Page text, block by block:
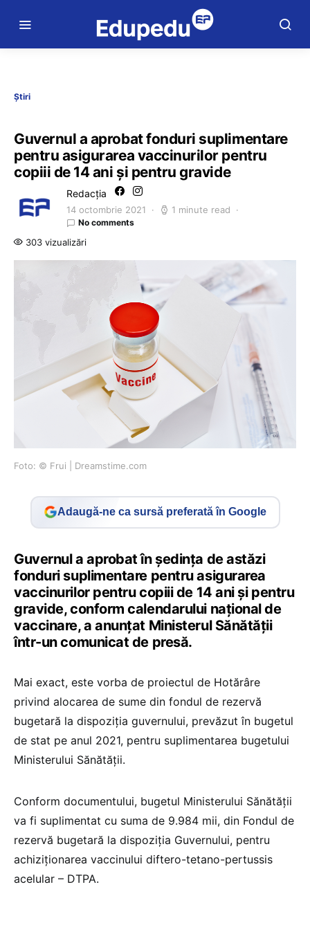
Știri
Guvernul a aprobat fonduri suplimentare
pentru asigurarea vaccinurilor pentru
copiii de 14 ani și pentru gravide
Redacția
14 octombrie 2021 1 minute read
No comments
303 vizualizări
Foto: © Frui | Dreamstime.com
Adaugă-ne ca sursă preferată în Google
Guvernul a aprobat în ședința de astăzi
fonduri suplimentare pentru asigurarea
vaccinurilor pentru copiii de 14 ani și pentru
gravide, conform calendarului național de
vaccinare, a anunțat Ministerul Sănătății
într-un comunicat de presă.
Mai exact, este vorba de proiectul de Hotărâre
privind alocarea de sume din fondul de rezervă
bugetară la dispoziția guvernului, prevăzut în bugetul
de stat pe anul 2021, pentru suplimentarea bugetului
Ministerului Sănătății.
Conform documentului, bugetul Ministerului Sănătăţii
va fi suplimentat cu suma de 9.984 mii, din Fondul de
rezervă bugetară la dispoziţia Guvernului, pentru
achiziționarea vaccinului diftero-tetano-pertussis
acelular – DTPA.